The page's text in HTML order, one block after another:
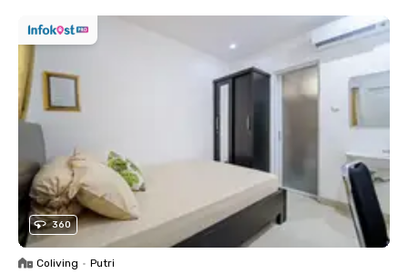
360
Coliving • Putri